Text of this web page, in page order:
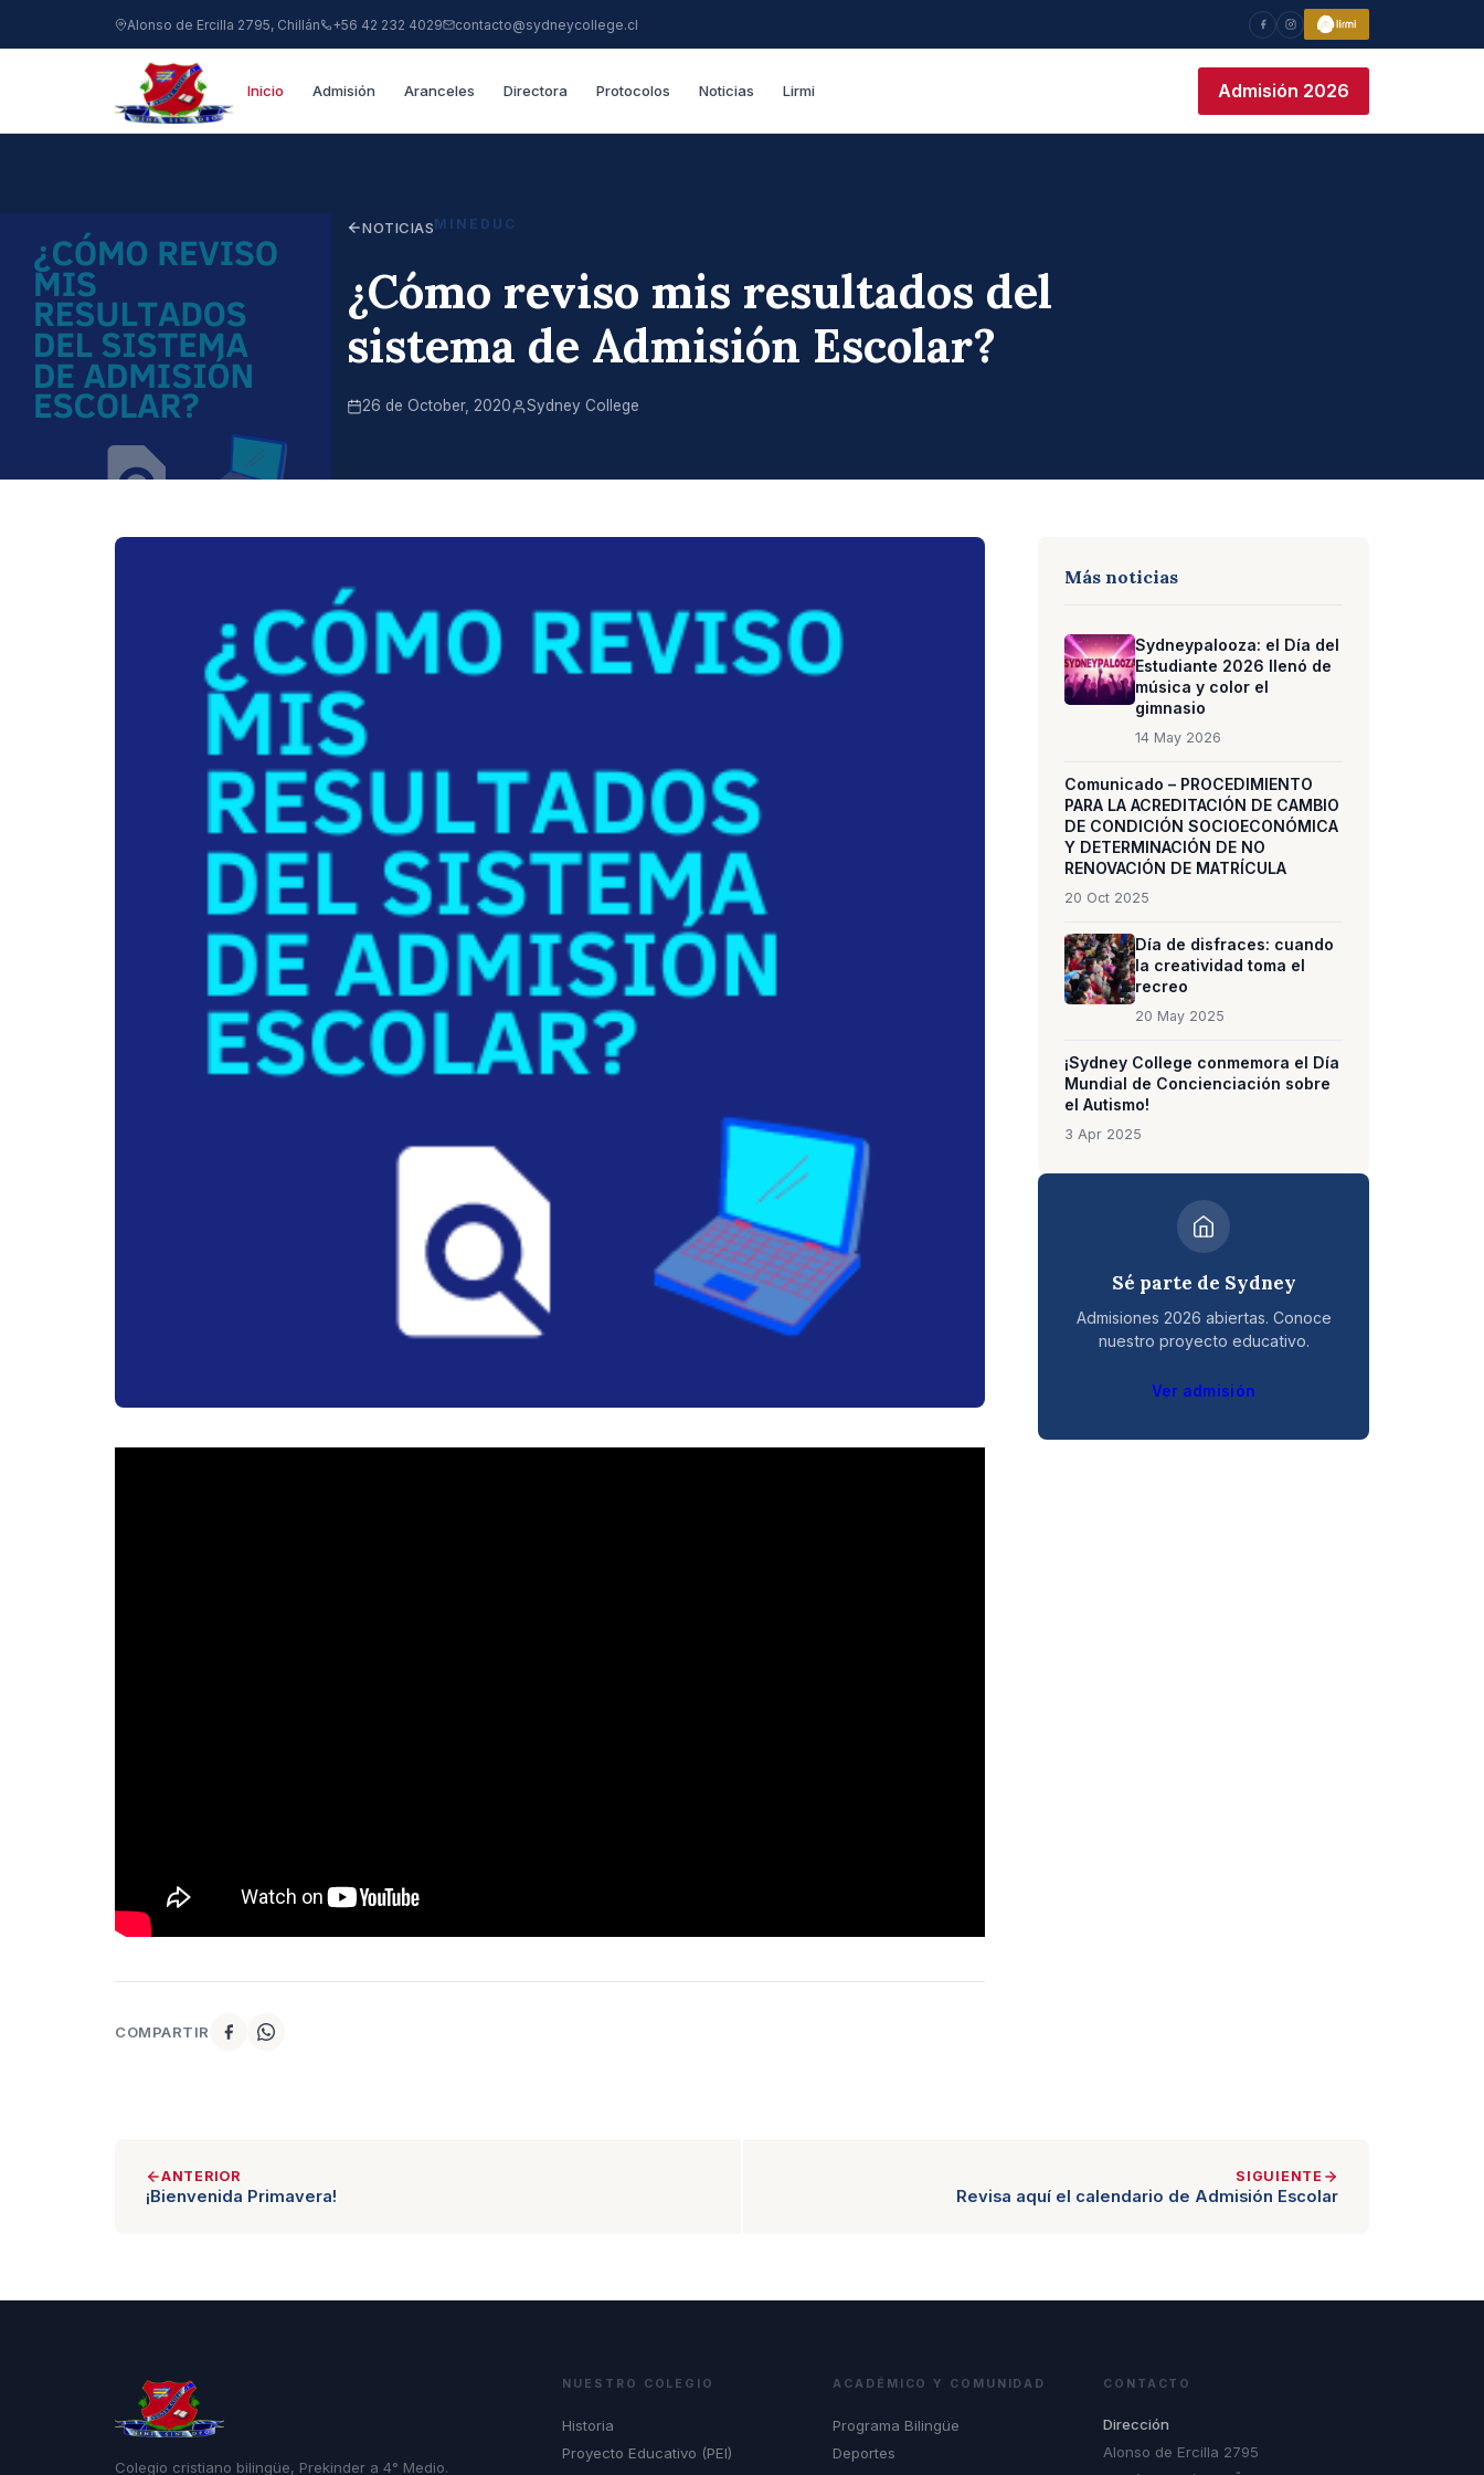
Alonso de Ercilla 2795, Chillán +56 42 232 4029 contacto@sydneycollege.cl
Inicio Admisión Aranceles Directora Protocolos Noticias Lirmi Admisión 2026
NOTICIASMINEDUC
¿Cómo reviso mis resultados del
sistema de Admisión Escolar?
26 de October, 2020 Sydney College
COMPARTIR
Más noticias
Sydneypalooza: el Día del
Estudiante 2026 llenó de
música y color el
gimnasio
14 May 2026
Comunicado – PROCEDIMIENTO
PARA LA ACREDITACIÓN DE CAMBIO
DE CONDICIÓN SOCIOECONÓMICA
Y DETERMINACIÓN DE NO
RENOVACIÓN DE MATRÍCULA
20 Oct 2025
Día de disfraces: cuando
la creatividad toma el
recreo
20 May 2025
¡Sydney College conmemora el Día
Mundial de Concienciación sobre
el Autismo!
3 Apr 2025
Sé parte de Sydney
Admisiones 2026 abiertas. Conoce
nuestro proyecto educativo.
Ver admisión
ANTERIOR
¡Bienvenida Primavera!
SIGUIENTE
Revisa aquí el calendario de Admisión Escolar
Colegio cristiano bilingüe, Prekinder a 4° Medio.
NUESTRO COLEGIO
Historia
Proyecto Educativo (PEI)
ACADÉMICO Y COMUNIDAD
Programa Bilingüe
Deportes
CONTACTO
Dirección
Alonso de Ercilla 2795